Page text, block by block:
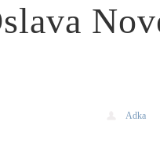
Adka